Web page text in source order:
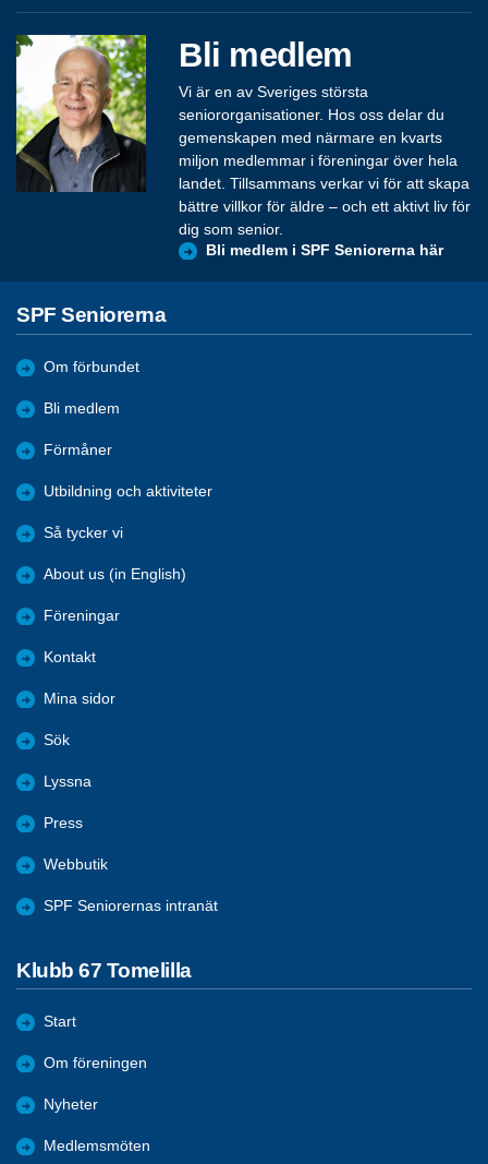
Bli medlem
Vi är en av Sveriges största
seniororganisationer. Hos oss delar du
gemenskapen med närmare en kvarts
miljon medlemmar i föreningar över hela
landet. Tillsammans verkar vi för att skapa
bättre villkor för äldre – och ett aktivt liv för
dig som senior.
Bli medlem i SPF Seniorerna här
SPF Seniorerna
Om förbundet
Bli medlem
Förmåner
Utbildning och aktiviteter
Så tycker vi
About us (in English)
Föreningar
Kontakt
Mina sidor
Sök
Lyssna
Press
Webbutik
SPF Seniorernas intranät
Klubb 67 Tomelilla
Start
Om föreningen
Nyheter
Medlemsmöten